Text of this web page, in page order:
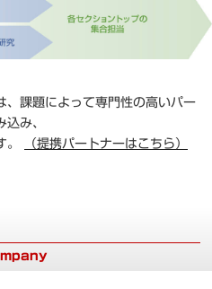
、課題によって専門性の高いパー
込み、
。
（提携パートナーはこちら）